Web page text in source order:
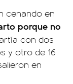
cenando en
porque no
con dos
y otro de 16
en